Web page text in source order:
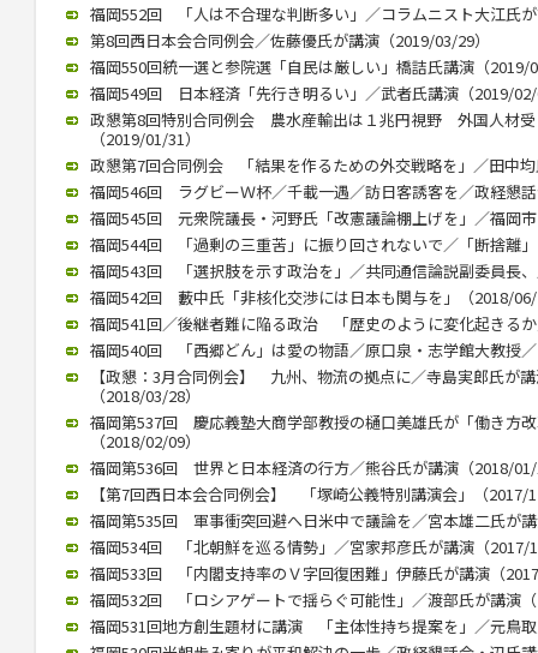
福岡552回 「人は不合理な判断多い」／コラムニスト大江氏
第8回西日本会合同例会／佐藤優氏が講演（2019/03/29）
福岡550回統一選と参院選「自民は厳しい」橋詰氏講演（2019/
福岡549回 日本経済「先行き明るい」／武者氏講演（2019/
政懇第8回特別合同例会 農水産輸出は１兆円視野 外国人材受
（2019/01/31）
政懇第7回合同例会 「結果を作るための外交戦略を」／田中
福岡546回 ラグビーＷ杯／千載一遇／訪日客誘客を／政経懇
福岡545回 元衆院議長・河野氏「改憲議論棚上げを」／福岡
福岡544回 「過剰の三重苦」に振り回されないで／「断捨離
福岡543回 「選択肢を示す政治を」／共同通信論説副委員長
福岡542回 藪中氏「非核化交渉には日本も関与を」（2018/
福岡541回／後継者難に陥る政治 「歴史のように変化起きる
福岡540回 「西郷どん」は愛の物語／原口泉・志学館大教授
【政懇：3月合同例会】 九州、物流の拠点に／寺島実郎氏が
（2018/03/28）
福岡第537回 慶応義塾大商学部教授の樋口美雄氏が「働き方
（2018/02/09）
福岡第536回 世界と日本経済の行方／熊谷氏が講演（2018/
【第7回西日本会合同例会】 「塚崎公義特別講演会」（2017/
福岡第535回 軍事衝突回避へ日米中で議論を／宮本雄二氏が
福岡534回 「北朝鮮を巡る情勢」／宮家邦彦氏が講演（2017/
福岡533回 「内閣支持率のＶ字回復困難」伊藤氏が講演（
福岡532回 「ロシアゲートで揺らぐ可能性」／渡部氏が講演
福岡531回地方創生題材に講演 「主体性持ち提案を」／元鳥